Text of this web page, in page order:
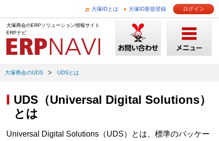
大塚IDとは 大塚ID新規登録 ログイン
大塚商会のERPソリューション情報サイト
ERPナビ
大塚商会のUDS UDSとは
UDS（Universal Digital Solutions）
とは
Universal Digital Solutions（UDS）とは、標準のパッケー